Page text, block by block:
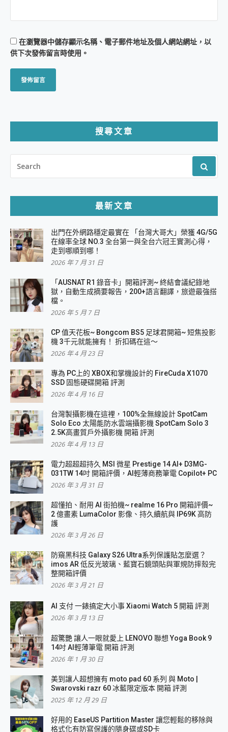
在瀏覽器中儲存顯示名稱、電子郵件地址及個人網站網址，以
供下次發佈留言時使用。
搜尋文章
FOR:
最新文章
出門在外網路穩定最實在 「台灣大哥大」榮獲 4G/5G
在線率全球 NO.3 全台第一與全台六冠王實測心得，
走到哪順到哪！
2026 年 7 月 31 日
「AUSNAT R1 錄音卡」開箱評測~ 終結會議紀錄地
獄，自動生成摘要報告，200+語言翻譯，旅遊最強搭
檔。
2026 年 5 月 7 日
CP 值天花板~ Bongcom BS5 足球君開箱~ 短焦投影
機 3千元就能擁有！ 折扣碼在這～
2026 年 4 月 23 日
專為 PC上的 XBOX和掌機設計的 FireCuda X1070
SSD 固態硬碟開箱 評測
2026 年 4 月 16 日
台灣製攝影機在這裡，100%全無線設計 SpotCam
Solo Eco 太陽能防水雲端攝影機 SpotCam Solo 3
2.5K高畫質戶外攝影機 開箱 評測
2026 年 4 月 13 日
電力超超超持久 MSI 微星 Prestige 14 AI+ D3MG-
031TW 14吋 開箱評價，AI輕薄商務筆電 Copilot+ PC
2026 年 3 月 31 日
超懂拍、耐用 AI 街拍機~ realme 16 Pro 開箱評價~
2 億畫素 LumaColor 影像、持久續航與 IP69K 高防
護
2026 年 3 月 26 日
防窺黑科技 Galaxy S26 Ultra系列保護貼怎麼選？
imos AR 低反光玻璃、藍寶石鏡頭貼與軍規防摔殼完
整開箱評價
2026 年 3 月 21 日
AI 支付 一錶搞定大小事 Xiaomi Watch 5 開箱 評測
2026 年 3 月 13 日
超驚艷 讓人一眼就愛上 LENOVO 聯想 Yoga Book 9
14吋 AI輕薄筆電 開箱 評測
2026 年 1 月 30 日
美到讓人超想擁有 moto pad 60 系列 與 Moto |
Swarovski razr 60 冰藍限定版本 開箱 評測
2025 年 12 月 29 日
好用的 EaseUS Partition Master 讓您輕鬆的移除與
格式化有防寫保護的隨身碟或SD卡